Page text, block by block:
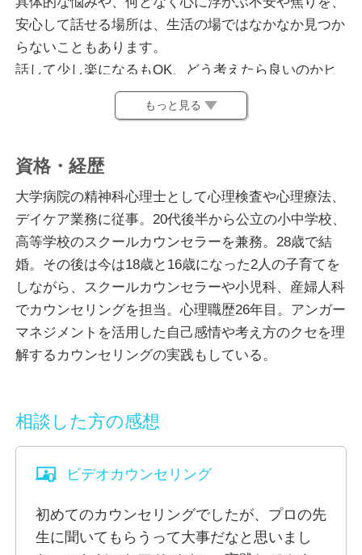
安心して話せる場所は、生活の場ではなかなか見つか
らないこともあります。
話して少し楽になるもOK、どう考えたら良いのかヒ
ントになるもOK、どう行動していけば良いのか具体
的な最初の一歩が見えるもOK。
が多いです。
えや感じ方、環境も人が違えば違ってきますね。
あなたの大切なサインを、まずは話してみませんか。
具体的には…
・自分の性格が好きになれない
・自信が持てない
・不安や緊張を感じることが多い
・人付き合いが苦手、疲れる
・子どもの育て方、接し方に悩んでいる
・子どもの様子に心配なことがある
・子どもの学習に心配なことがある
など、お子さんの成長や発達、学校の先生との関係な
どで悩んでいるなど。
もっと見る
資格・経歴
大学病院の精神科心理士として心理検査や心理療法、
デイケア業務に従事。20代後半から公立の小中学校、
高等学校のスクールカウンセラーを兼務。28歳で結
婚。その後は今は18歳と16歳になった2人の子育てを
しながら、スクールカウンセラーや小児科、産婦人科
でカウンセリングを担当。心理職歴26年目。アンガー
マネジメントを活用した自己感情や考え方のクセを理
解するカウンセリングの実践もしている。
相談した方の感想
ビデオカウンセリング
初めてのカウンセリングでしたが、プロの先
生に聞いてもらうって大事だなと思いまし